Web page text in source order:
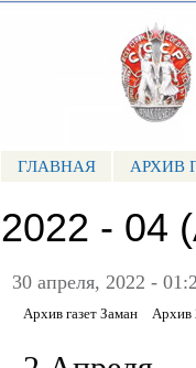
Портал СМИ КБР
МЕНЮ ЗАМАН
ГЛАВНАЯ АРХИВ
2022 - 04
30 апреля, 2022 -
Архив газет Заман Архив